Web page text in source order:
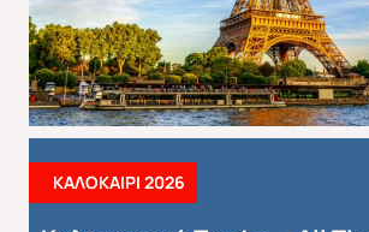
ΚΑΛΟΚΑΙΡΙ 2026